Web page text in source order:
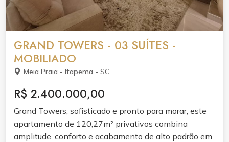
GRAND TOWERS - 03 SUÍTES -
MOBILIADO
Meia Praia - Itapema - SC
R$ 2.400.000,00
Grand Towers, sofisticado e pronto para morar, este
apartamento de 120,27m² privativos combina
amplitude, conforto e acabamento de alto padrão em